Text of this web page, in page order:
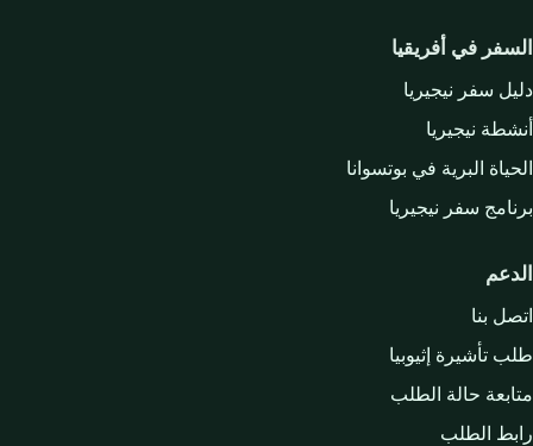
السفر في أفريقيا
دليل سفر نيجيريا
أنشطة نيجيريا
الحياة البرية في بوتسوانا
برنامج سفر نيجيريا
الدعم
اتصل بنا
طلب تأشيرة إثيوبيا
متابعة حالة الطلب
رابط الطلب